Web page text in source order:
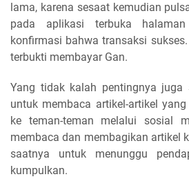
lama, karena sesaat kemudian
pada aplikasi terbuka
konfirmasi bahwa transaksi sukses.
terbukti membayar Gan.
Yang tidak kalah pentingnya juga
untuk membaca artikel-artikel
ke teman-teman melalui sosial
membaca dan membagikan artikel
saatnya untuk menunggu
kumpulkan.